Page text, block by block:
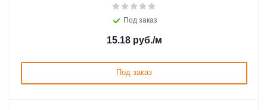
Под заказ
15.18руб./м
Под заказ